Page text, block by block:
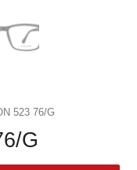
523 76/G
G